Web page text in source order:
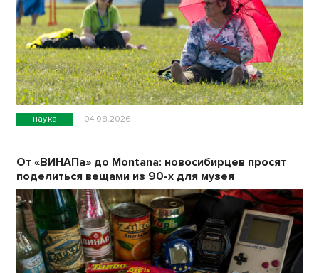
наука 04.08.2026
От «ВИНАПа» до Montana: новосибирцев просят
поделиться вещами из 90-х для музея